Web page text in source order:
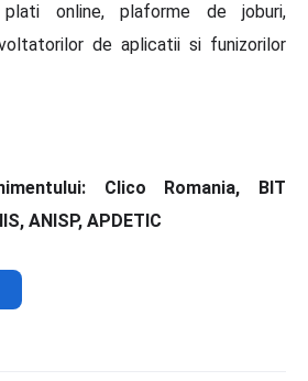
plati online, plaforme de joburi,
de aplicatii si funizorilor
Clico Romania, BIT
ANISP, APDETIC